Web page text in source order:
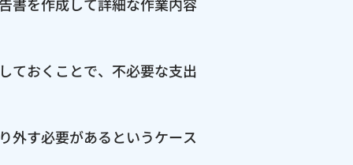
書を作成して詳細な作業内容
ておくことで、不必要な支出
外す必要があるというケース